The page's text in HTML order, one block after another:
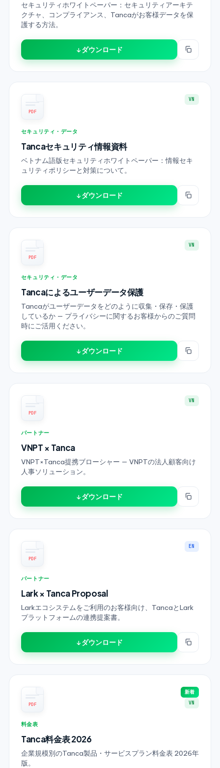
セキュリティホワイトペーパー：セキュリティアーキテ
クチャ、コンプライアンス、Tancaがお客様データを保
護する方法。
↓ ダウンロード
PDF
VN
セキュリティ・データ
Tancaセキュリティ情報資料
ベトナム語版セキュリティホワイトペーパー：情報セキ
ュリティポリシーと対策について。
↓ ダウンロード
PDF
VN
セキュリティ・データ
Tancaによるユーザーデータ保護
Tancaがユーザーデータをどのように収集・保存・保護
しているか — プライバシーに関するお客様からのご質問
時にご活用ください。
↓ ダウンロード
PDF
VN
パートナー
VNPT × Tanca
VNPT×Tanca提携ブローシャー — VNPTの法人顧客向け
人事ソリューション。
↓ ダウンロード
PDF
EN
パートナー
Lark × Tanca Proposal
Larkエコシステムをご利用のお客様向け、TancaとLark
プラットフォームの連携提案書。
↓ ダウンロード
PDF
新着
VN
料金表
Tanca料金表 2026
企業規模別のTanca製品・サービスプラン料金表 2026年
版。